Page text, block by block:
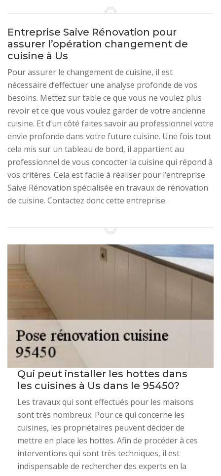
Entreprise Saive Rénovation pour
assurer l’opération changement de
cuisine à Us
Pour assurer le changement de cuisine, il est
nécessaire d’effectuer une analyse profonde de vos
besoins. Mettez sur table ce que vous ne voulez plus
revoir et ce que vous voulez garder de votre ancienne
cuisine. Et d’un côté faites savoir au professionnel votre
envie profonde dans votre future cuisine. Une fois tout
cela mis sur un tableau de bord, il appartient au
professionnel de vous concocter la cuisine qui répond à
vos critères. Cela est facile à réaliser pour l’entreprise
Saive Rénovation spécialisée en travaux de rénovation
de cuisine. Contactez donc cette entreprise.
Qui peut installer les hottes dans
les cuisines à Us dans le 95450?
Les travaux qui sont effectués pour les maisons
sont très nombreux. Pour ce qui concerne les
cuisines, les propriétaires peuvent décider de
mettre en place les hottes. Afin de procéder à ces
interventions qui sont très techniques, il est
indispensable de rechercher des experts en la